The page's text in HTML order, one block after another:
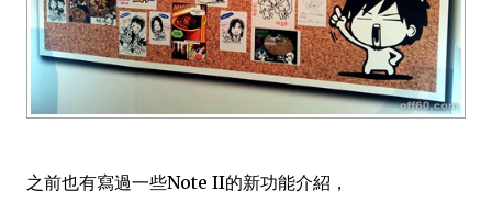
之前也有寫過一些Note II的新功能介紹，